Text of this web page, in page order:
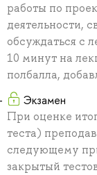
работы по
деятельности,
обсуждаться с
10 минут на
полбалла,
Экзамен
При оценке
теста)
следующему
закрытый